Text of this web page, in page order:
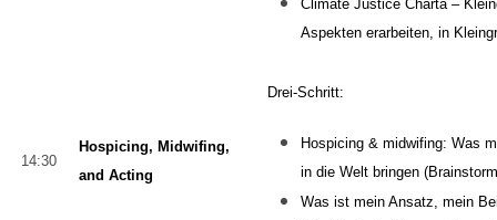
C limate Justice Charta –
Aspekten erarbeiten, in
14:30
Hospicing, Midwifing,
and Acting
Drei-Schritt:
Hospicing & midwifing: Was
in die Welt bringen
Was ist mein Ansatz, mein